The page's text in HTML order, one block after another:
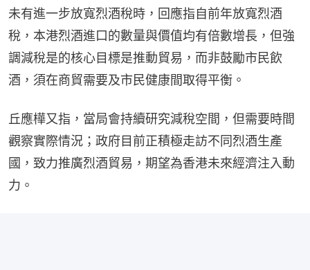
未有進一步放寬烈酒稅時，回應指自前年放寬烈酒
稅，本港烈酒進口的數量與價值均有倍數增長，但強
調減稅是的核心目標是推動貿易，而非鼓勵市民飲
酒，須在商貿需要及市民健康間取得平衡。
丘應樺又指，當局會持續研究減稅空間，但需要時間
觀察實際情況；政府目前正積極走訪不同烈酒生產
國，致力推廣烈酒貿易，期望為香港未來經濟注入動
力。